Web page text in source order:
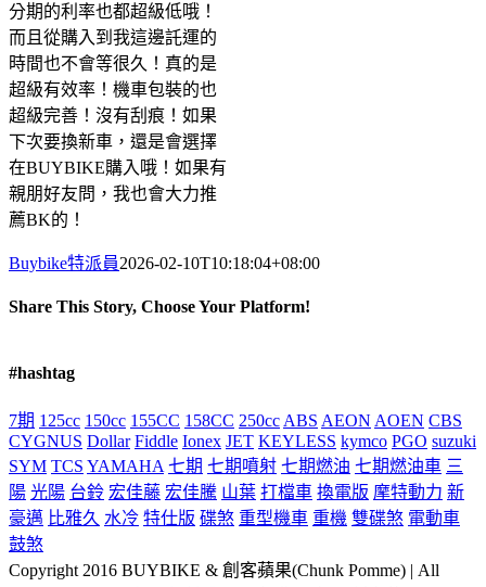
分期的利率也都超級低哦！
而且從購入到我這邊託運的
時間也不會等很久！真的是
超級有效率！機車包裝的也
超級完善！沒有刮痕！如果
下次要換新車，還是會選擇
在BUYBIKE購入哦！如果有
親朋好友問，我也會大力推
薦BK的！
Buybike特派員2026-02-10T10:18:04+08:00
Share This Story, Choose Your Platform!
#hashtag
7期 125cc 150cc 155CC 158CC 250cc ABS AEON AOEN CBS
CYGNUS Dollar Fiddle Ionex JET KEYLESS kymco PGO suzuki
SYM TCS YAMAHA 七期 七期噴射 七期燃油 七期燃油車 三
陽 光陽 台鈴 宏佳藤 宏佳騰 山葉 打檔車 換電版 摩特動力 新
豪邁 比雅久 水冷 特仕版 碟煞 重型機車 重機 雙碟煞 電動車
鼓煞
Copyright 2016 BUYBIKE & 創客蘋果(Chunk Pomme) | All